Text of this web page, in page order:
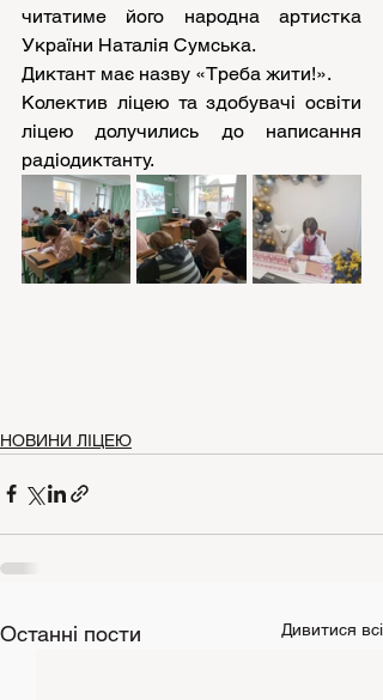
читатиме його народна артистка
України Наталія Сумська.
Диктант має назву «Треба жити!».
Колектив ліцею та здобувачі освіти
ліцею долучились до написання
радіодиктанту.
НОВИНИ ЛІЦЕЮ
Останні пости Дивитися всі